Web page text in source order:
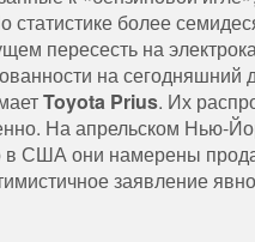
статистике более
пересесть на
на сегодняшний
Toyota Prius. Их
На апрельском Нью-
в США они намерены
заявление